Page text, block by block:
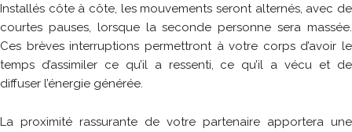
Installés côte à côte, les mouvements seront alternés, avec de
courtes pauses, lorsque la seconde personne sera massée.
Ces brèves interruptions permettront à votre corps d’avoir le
temps d’assimiler ce qu’il a ressenti, ce qu’il a vécu et de
diffuser l’énergie générée.
La proximité rassurante de votre partenaire apportera une